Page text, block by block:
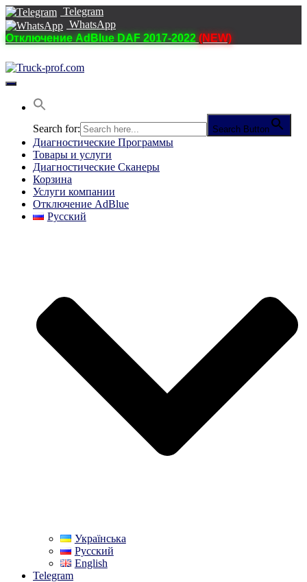
Telegram
WhatsApp
Отключение AdBlue DAF 2017-2022 (NEW)
Переключить
навигацию
Search for: Search Button
Диагностические Программы
Товары и услуги
Диагностические Сканеры
Корзина
Услуги компании
Отключение AdBlue
Русский
Українська
Русский
English
Telegram